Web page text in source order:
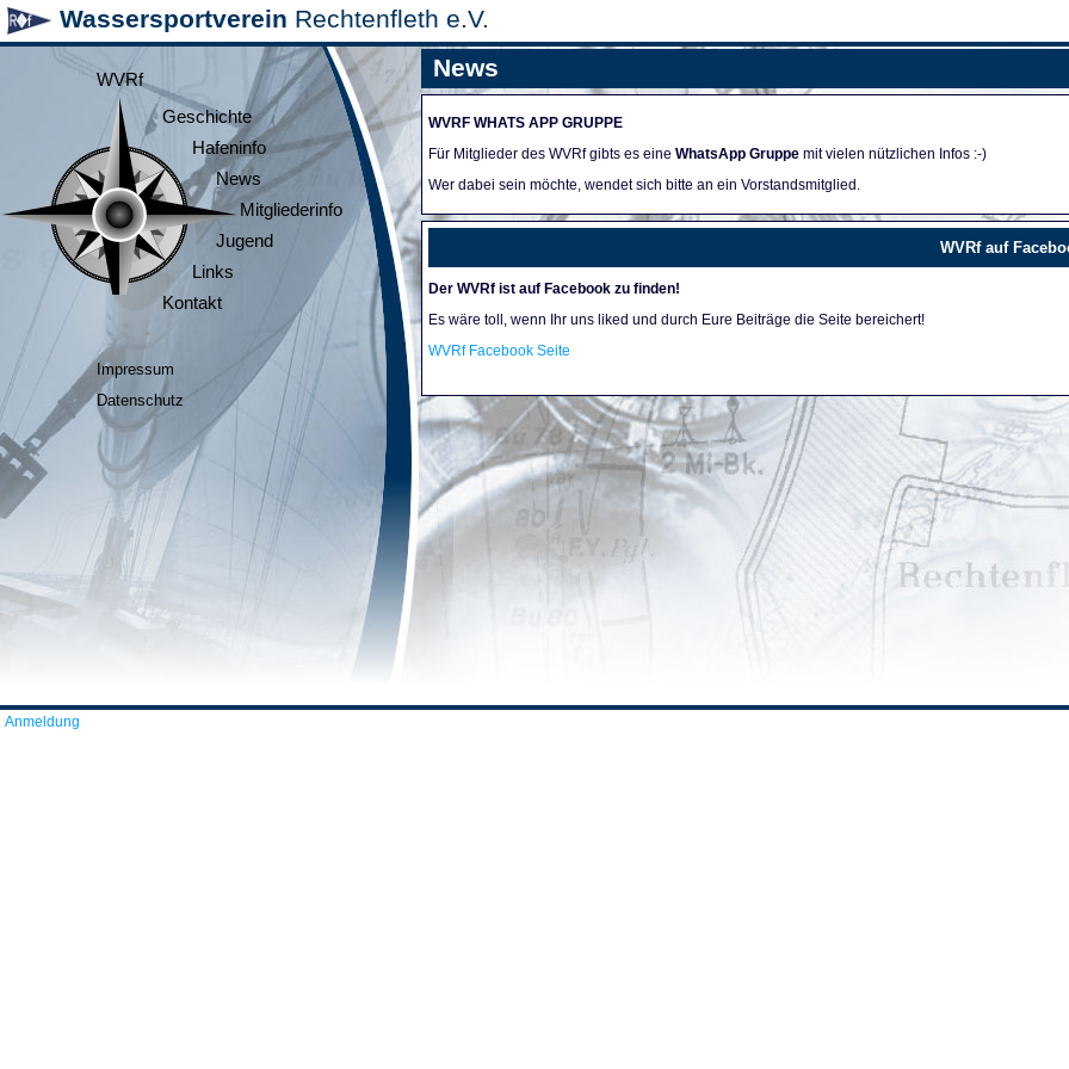
Wassersportverein Rechtenfleth e.V.
WVRf
Geschichte
Hafeninfo
News
Mitgliederinfo
Jugend
Links
Kontakt
Impressum
Datenschutz
News
WVRF WHATS APP GRUPPE
Für Mitglieder des WVRf gibts es eine WhatsApp Gruppe mit vielen nützlichen Infos :-)
Wer dabei sein möchte, wendet sich bitte an ein Vorstandsmitglied.
WVRf auf
Der WVRf ist auf Facebook zu finden!
Es wäre toll, wenn Ihr uns liked und durch Eure Beiträge die Seite bereichert!
WVRf Facebook Seite
Anmeldung